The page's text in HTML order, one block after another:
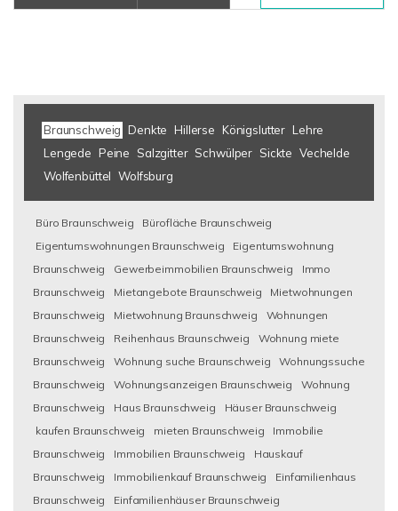
Braunschweig Denkte Hillerse Königslutter Lehre
Lengede
Peine Salzgitter Schwülper Sickte Vechelde
Wolfenbüttel Wolfsburg
Büro Braunschweig
Bürofläche Braunschweig
Eigentumswohnungen Braunschweig
Eigentumswohnung
Braunschweig
Gewerbeimmobilien Braunschweig
Immo
Braunschweig
Mietangebote Braunschweig
Mietwohnungen
Braunschweig
Mietwohnung Braunschweig
Wohnungen
Braunschweig
Reihenhaus Braunschweig
Wohnung miete
Braunschweig
Wohnung suche Braunschweig
Wohnungssuche
Braunschweig
Wohnungsanzeigen Braunschweig
Wohnung
Braunschweig
Haus Braunschweig
Häuser Braunschweig
kaufen Braunschweig
mieten Braunschweig
Immobilie
Braunschweig
Immobilien Braunschweig
Hauskauf
Braunschweig
Immobilienkauf Braunschweig
Einfamilienhaus
Braunschweig
Einfamilienhäuser Braunschweig